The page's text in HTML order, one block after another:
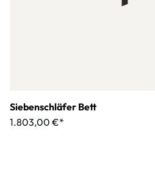
Siebenschläfer Bett
1.803,00 €*